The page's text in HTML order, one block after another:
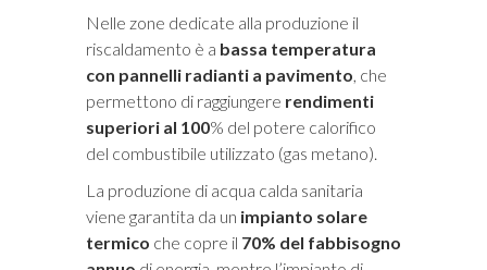
Nelle zone dedicate alla produzione il
riscaldamento è a bassa temperatura
con pannelli radianti a pavimento, che
permettono di raggiungere rendimenti
superiori al 100% del potere calorifico
del combustibile utilizzato (gas metano).
La produzione di acqua calda sanitaria
viene garantita da un impianto solare
termico che copre il 70% del fabbisogno